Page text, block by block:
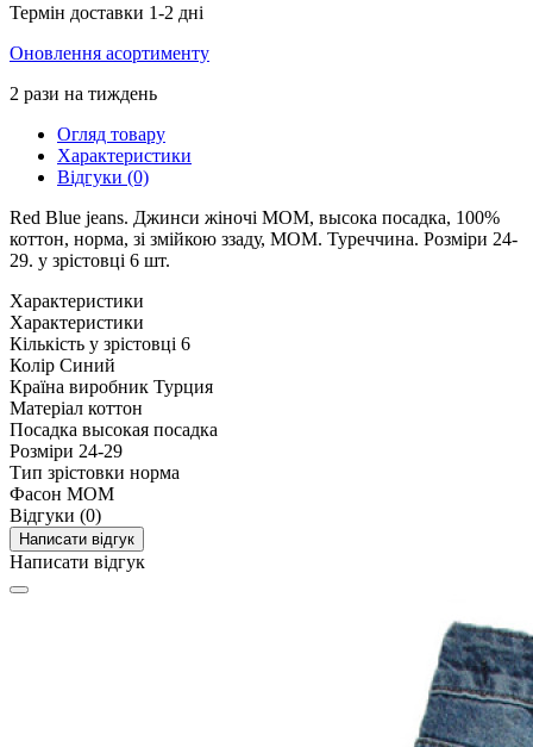
Термін доставки 1-2 дні
Оновлення асортименту
2 рази на тиждень
Огляд товару
Характеристики
Відгуки (0)
Red Blue jeans. Джинси жіночі MOM, высока посадка, 100%
коттон, норма, зі змійкою ззаду, MOM. Туреччина. Розміри 24-
29. у зрістовці 6 шт.
Характеристики
Характеристики
Кількість у зрістовці 6
Колір Синий
Країна виробник Турция
Матеріал коттон
Посадка высокая посадка
Розміри 24-29
Тип зрістовки норма
Фасон MOM
Відгуки (0)
Написати відгук
Написати відгук